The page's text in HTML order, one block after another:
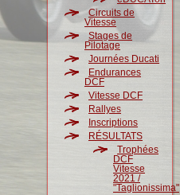
Circuits de
Vitesse
Stages de
Pilotage
Journées Ducati
Endurances
DCF
Vitesse DCF
Rallyes
Inscriptions
RÉSULTATS
Trophées
DCF
Vitesse
2021 /
"Taglionissima"